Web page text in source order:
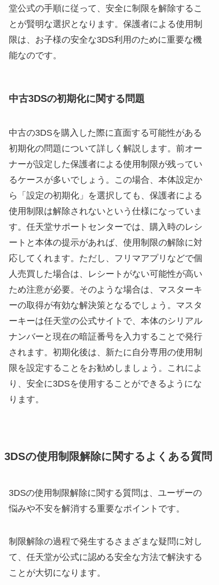
堂公式の手順に従って、安全に制限を解除するこ
とが賢明な選択となります。保護者による使用制
限は、お子様の安全な3DS利用のために重要な機
能なのです。
中古3DSの初期化に関する問題
中古の3DSを購入した際に直面する可能性がある
初期化の問題について詳しく解説します。前オー
ナーが設定した保護者による使用制限が残ってい
るケースが多いでしょう。この場合、本体設定か
ら「設定の初期化」を選択しても、保護者による
使用制限は解除されないという仕様になっていま
す。任天堂サポートセンターでは、購入時のレシ
ートと本体の提示があれば、使用制限の解除に対
応してくれます。ただし、フリマアプリなどで個
人売買した場合は、レシートがない可能性が高い
ため注意が必要。そのような場合は、マスターキ
ーの取得が有効な解決策となるでしょう。マスタ
ーキーは任天堂の公式サイトで、本体のシリアル
ナンバーと現在の暗証番号を入力することで発行
されます。初期化後は、新たに自分専用の使用制
限を設定することをお勧めしましょう。これによ
り、安全に3DSを使用することができるようにな
ります。
3DSの使用制限解除に関するよくある質問
3DSの使用制限解除に関する質問は、ユーザーの
悩みや不安を解消する重要なポイントです。
制限解除の過程で発生するさまざまな疑問に対し
て、任天堂が公式に認める安全な方法で解決する
ことが大切になります。